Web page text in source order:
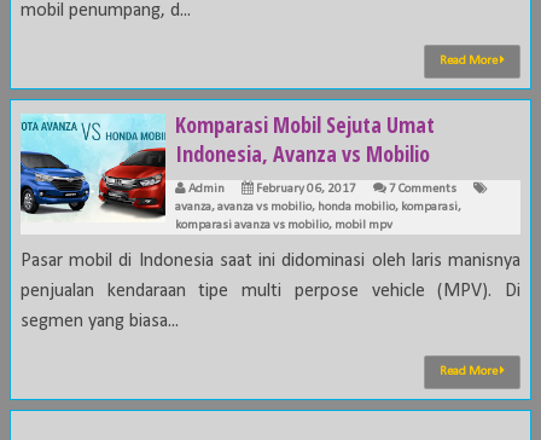
mobil penumpang, d...
Read More
Komparasi Mobil Sejuta Umat
Indonesia, Avanza vs Mobilio
Admin February 06, 2017
7 Comments
avanza,avanza vs mobilio, honda mobilio, komparasi,
komparasi avanza vs mobilio, mobil mpv
Pasar mobil di Indonesia saat ini didominasi oleh laris manisnya
penjualan kendaraan tipe multi perpose vehicle (MPV). Di
segmen yang biasa...
Read More